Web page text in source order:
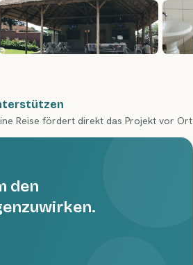
Reise fördert direkt das Projekt vor Ort
den